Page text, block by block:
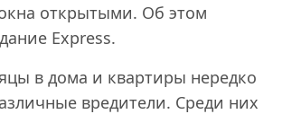
открытыми. Об этом
Express.
в дома и квартиры нередко
вредители. Среди них